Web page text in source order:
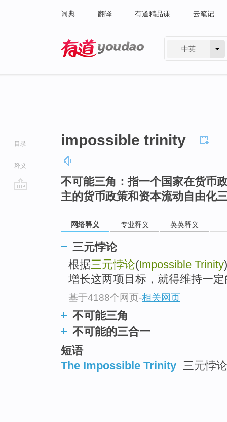
词典 翻译 有道精品课 云笔记
中英
目录
释义
impossible trinity
不可能三角：指一个国家在货币
主的货币政策和资本流动自由化
网络释义 专业释义 英英释义
三元悖论
根据三元悖论(Impossible Trinity
增长这两项目标，就得维持一
基于4188个网页-相关网页
不可能三角
不可能的三合一
短语
The Impossible Trinity 三元悖